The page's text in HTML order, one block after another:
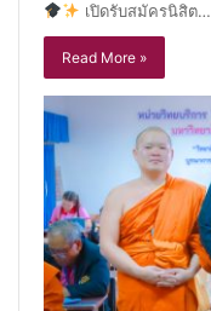
เปิดรับสมัครนิสิต…
Read More »